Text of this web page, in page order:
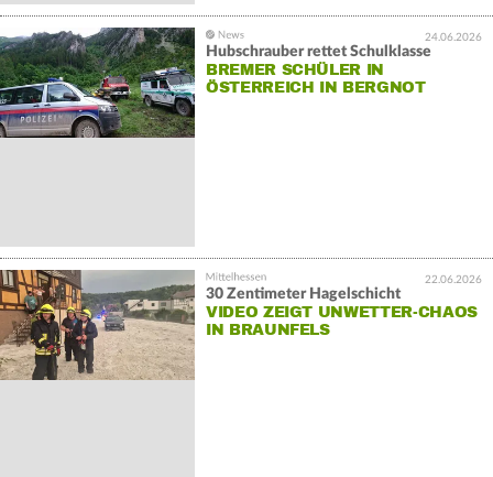
24.06.2026
Hubschrauber rettet Schulklasse
BREMER SCHÜLER IN
ÖSTERREICH IN BERGNOT
22.06.2026
30 Zentimeter Hagelschicht
VIDEO ZEIGT UNWETTER-CHAOS
IN BRAUNFELS